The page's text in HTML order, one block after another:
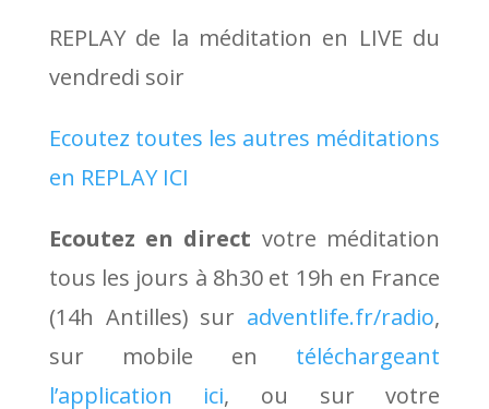
REPLAY de la méditation en LIVE du
vendredi soir
Ecoutez toutes les autres méditations
en REPLAY ICI
Ecoutez en direct votre méditation
tous les jours à 8h30 et 19h en France
(14h Antilles) sur adventlife.fr/radio,
sur mobile en téléchargeant
l’application ici, ou sur votre